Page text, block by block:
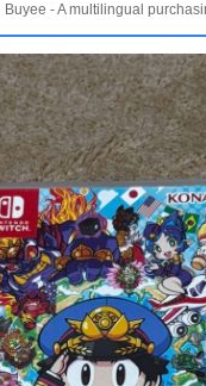
Buyee - A multilingual